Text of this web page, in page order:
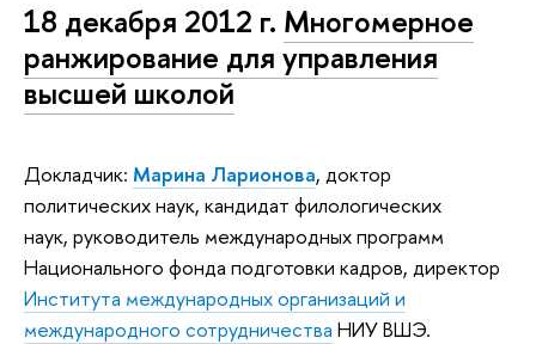
18 декабря 2012 г. Многомерное
ранжирование для управления
высшей школой
Докладчик: Марина Ларионова, доктор
политических наук, кандидат филологических
наук, руководитель международных программ
Национального фонда подготовки кадров, директор
Института международных организаций и
международного сотрудничества НИУ ВШЭ.